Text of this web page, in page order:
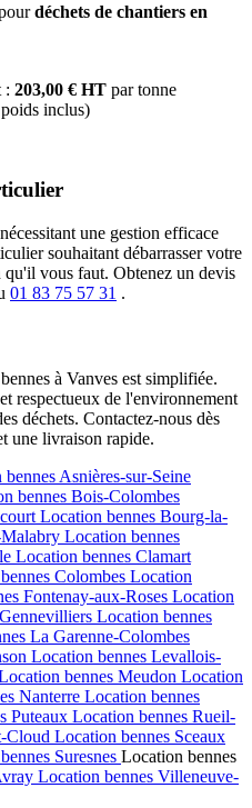
déchets de chantiers en
: 203,00 € HT par tonne
inclus)
une gestion efficace
souhaitant débarrasser votre
vous faut. Obtenez un devis
01 83 75 57 31 .
à Vanves est simplifiée.
respectueux de l'environnement
déchets. Contactez-nous dès
une livraison rapide.
Asnières-sur-Seine
bennes Bois-Colombes
Location bennes Bourg-la-
Location bennes
Location bennes Clamart
Colombes Location
Fontenay-aux-Roses Location
Gennevilliers Location bennes
La Garenne-Colombes
Location bennes Levallois-
bennes Meudon Location
Nanterre Location bennes
Puteaux Location bennes Rueil-
Cloud Location bennes Sceaux
Suresnes Location bennes
Location bennes Villeneuve-